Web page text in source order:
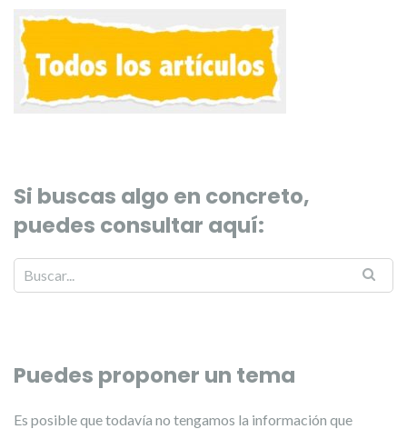
Si buscas algo en concreto,
puedes consultar aquí:
Puedes proponer un tema
Es posible que todavía no tengamos la información que